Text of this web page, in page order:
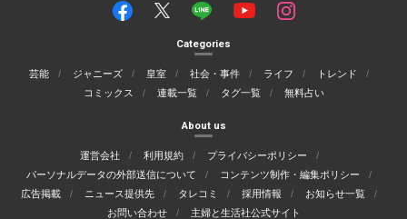
Categories
芸能 ジャニーズ 皇室 社会・事件 ライフ
トレンド
コミックス
連載一覧 タグ一覧 無料占い
About us
運営会社 利用規約
プライバシーポリシー
パーソナルデータの外部送信について
コンテンツ制作・編集ポリシー
広告掲載
ニュース提供先 タレコミ 採用情報
お知らせ一覧
お問い合わせ
主婦と生活社公式サイト